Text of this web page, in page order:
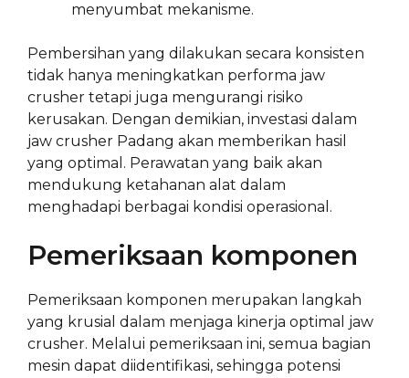
menyumbat mekanisme.
Pembersihan yang dilakukan secara konsisten
tidak hanya meningkatkan performa jaw
crusher tetapi juga mengurangi risiko
kerusakan. Dengan demikian, investasi dalam
jaw crusher Padang akan memberikan hasil
yang optimal. Perawatan yang baik akan
mendukung ketahanan alat dalam
menghadapi berbagai kondisi operasional.
Pemeriksaan komponen
Pemeriksaan komponen merupakan langkah
yang krusial dalam menjaga kinerja optimal jaw
crusher. Melalui pemeriksaan ini, semua bagian
mesin dapat diidentifikasi, sehingga potensi